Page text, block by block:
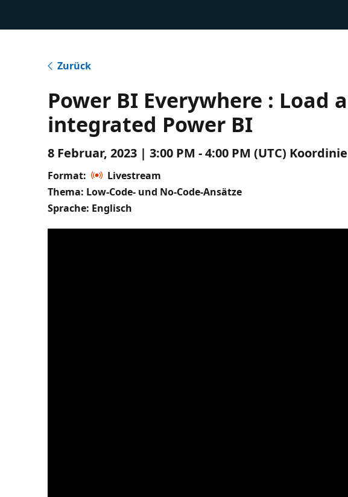
Zurück
Power BI Everywhere :
integrated Power BI
8 Februar, 2023 | 3:00 PM - 4:00 PM (UTC)
Format:
Livestream
Thema: Low-Code- und No-Code-Ansätze
Sprache: Englisch